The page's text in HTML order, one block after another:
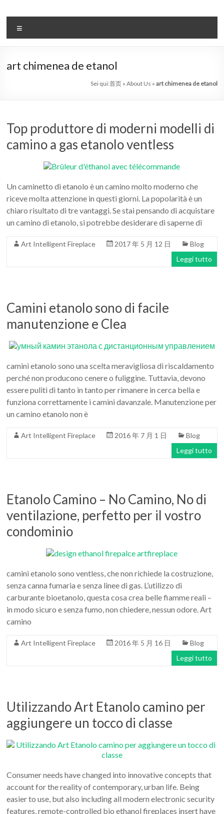
contenuto
il
sistema
automatico
–
art
camino
in
cina
moderna
la
progettazione
art chimenea de etanol
Sei qui:首页» About Us » art chimenea de etanol
Top produttore di moderni modelli di
camino a gas etanolo ventless
Un caminetto di etanolo è un camino molto moderno che
riceve molta attenzione in questi giorni. La popolarità è un
chiaro risultato di tre vantaggi. Se stai pensando di acquistare
un camino di etanolo, si potrebbe desiderare di saperne di
Art Intelligent Fireplace 2017 年 5 月 12 日
Blog
Leggi tutto
Camini etanolo sono di facile
manutenzione e Clea
camini etanolo sono una scelta meravigliosa di riscaldamento
perché non producono cenere o fuliggine. Tuttavia, devono
essere puliti di tanto in tanto per rimanere in cerca bella e
funziona correttamente i camini davanzale. Manutenzione per
un camino etanolo non è
Art Intelligent Fireplace 2016 年 7 月 1 日
Blog
Leggi tutto
Etanolo Camino – No Camino, No di
ventilazione, perfetto per il vostro
condominio
camini etanolo sono ventless, che non richiede la costruzione,
senza canna fumaria e senza linee di gas. L’utilizzo di
carburante bioetanolo, questa cosa crea belle fiamme reali –
in modo sicuro e senza fumo, non chiedere, nessun odore. Art
camino
Art Intelligent Fireplace 2016 年 5 月 16 日
Blog
Leggi tutto
Utilizzando Art Etanolo camino per
aggiungere un tocco di classe
Consumer needs have changed into innovative concepts that
account for the reality of contemporary, urban life. Being
easier to use, but also including all modern electronic security
features, remote-controlled bio ethanol fireplaces insert have